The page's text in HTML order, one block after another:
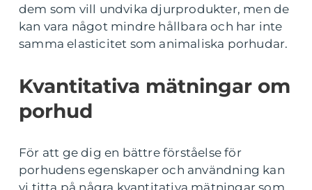
dem som vill undvika djurprodukter, men de
kan vara något mindre hållbara och har inte
samma elasticitet som animaliska porhudar.
Kvantitativa mätningar om
porhud
För att ge dig en bättre förståelse för
porhudens egenskaper och användning kan